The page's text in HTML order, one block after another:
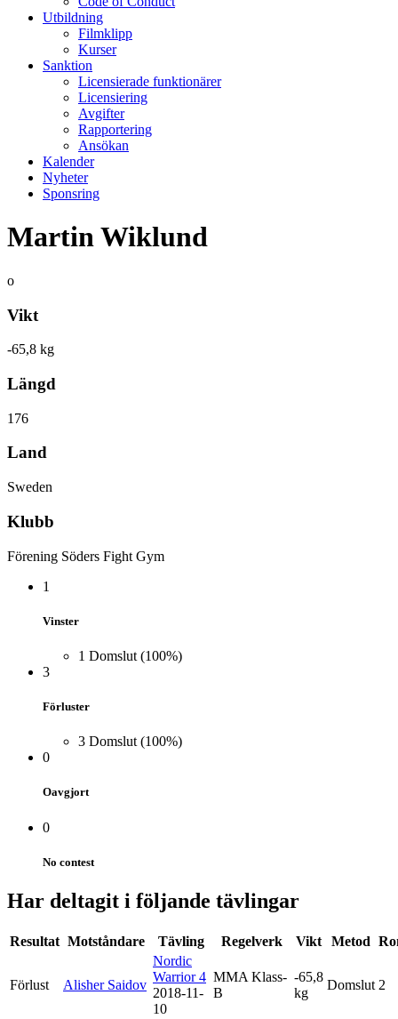
Utbildning
Filmklipp
Kurser
Sanktion
Licensierade funktionärer
Licensiering
Avgifter
Rapportering
Ansökan
Kalender
Nyheter
Sponsring
Martin Wiklund
o
Vikt
-65,8 kg
Längd
176
Land
Sweden
Klubb
Förening Söders Fight Gym
1
Vinster
1 Domslut (100%)
3
Förluster
3 Domslut (100%)
0
Oavgjort
0
No contest
Har deltagit i följande tävlingar
Resultat Motståndare Tävling Regelverk Vikt Metod
Förlust Alisher Saidov
Nordic
Warrior 4
2018-11-
10
MMA Klass-
B
-65,8
kg
Domslut 2